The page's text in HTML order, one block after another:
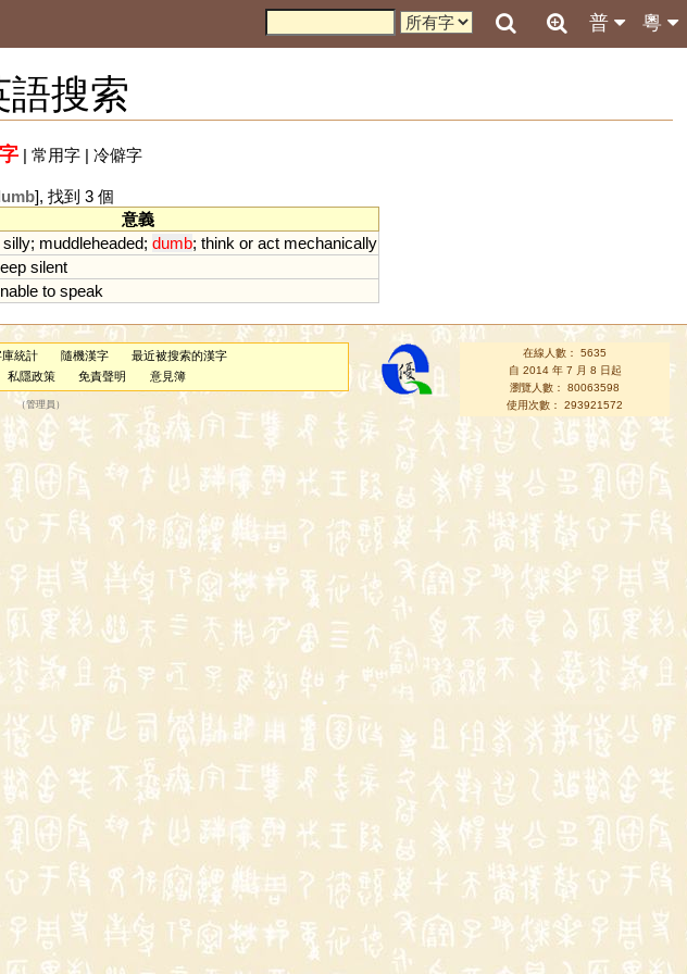
粵
普
語搜索
| 常用字| 冷僻字
], 找到 3 個
意義
silly; muddleheaded; dumb; think or act mechanically
silent
to speak
庫統計 隨機漢字
最近被搜索的漢字
私隱政策 免責聲明 意見簿
（管理員 ）
在線人數： 5635
自 2014 年 7 月 8 日起
瀏覽人數： 80063598
使用次數： 293921572